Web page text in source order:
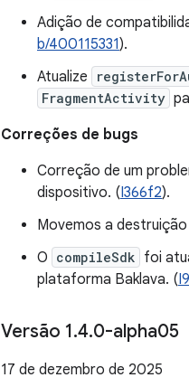
Adição de
b/400115331).
Atualize
FragmentActivity
Correções de bugs
Correção de um
dispositivo. (I366f2).
Movemos a
O compileSdk foi
plataforma Baklava. (
Versão 1.4.0-alpha05
17 de dezembro de 2025